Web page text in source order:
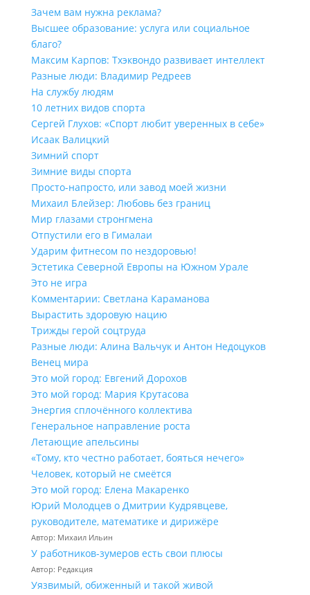
Зачем вам нужна реклама?
Высшее образование: услуга или социальное
благо?
Максим Карпов: Тхэквондо развивает интеллект
Разные люди: Владимир Редреев
На службу людям
10 летних видов спорта
Сергей Глухов: «Спорт любит уверенных в себе»
Исаак Валицкий
Зимний спорт
Зимние виды спорта
Просто-напросто, или завод моей жизни
Михаил Блейзер: Любовь без границ
Мир глазами стронгмена
Отпустили его в Гималаи
Ударим фитнесом по нездоровью!
Эстетика Северной Европы на Южном Урале
Это не игра
Комментарии: Светлана Караманова
Вырастить здоровую нацию
Трижды герой соцтруда
Разные люди: Алина Вальчук и Антон Недоцуков
Венец мира
Это мой город: Евгений Дорохов
Это мой город: Мария Крутасова
Энергия сплочённого коллектива
Генеральное направление роста
Летающие апельсины
«Тому, кто честно работает, бояться нечего»
Человек, который не смеётся
Это мой город: Елена Макаренко
Юрий Молодцев о Дмитрии Кудрявцеве,
руководителе, математике и дирижёре
Автор: Михаил Ильин
У работников‑зумеров есть свои плюсы
Автор: Редакция
Уязвимый, обиженный и такой живой